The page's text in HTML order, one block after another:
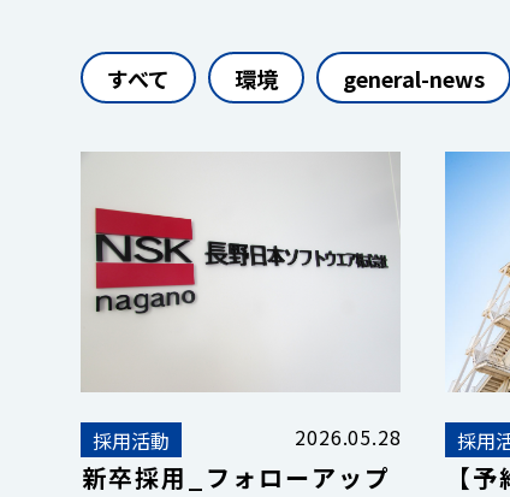
すべて 環境 general-news
採用活動 2026.05.28
新卒採用_フォローアップ
採用
【